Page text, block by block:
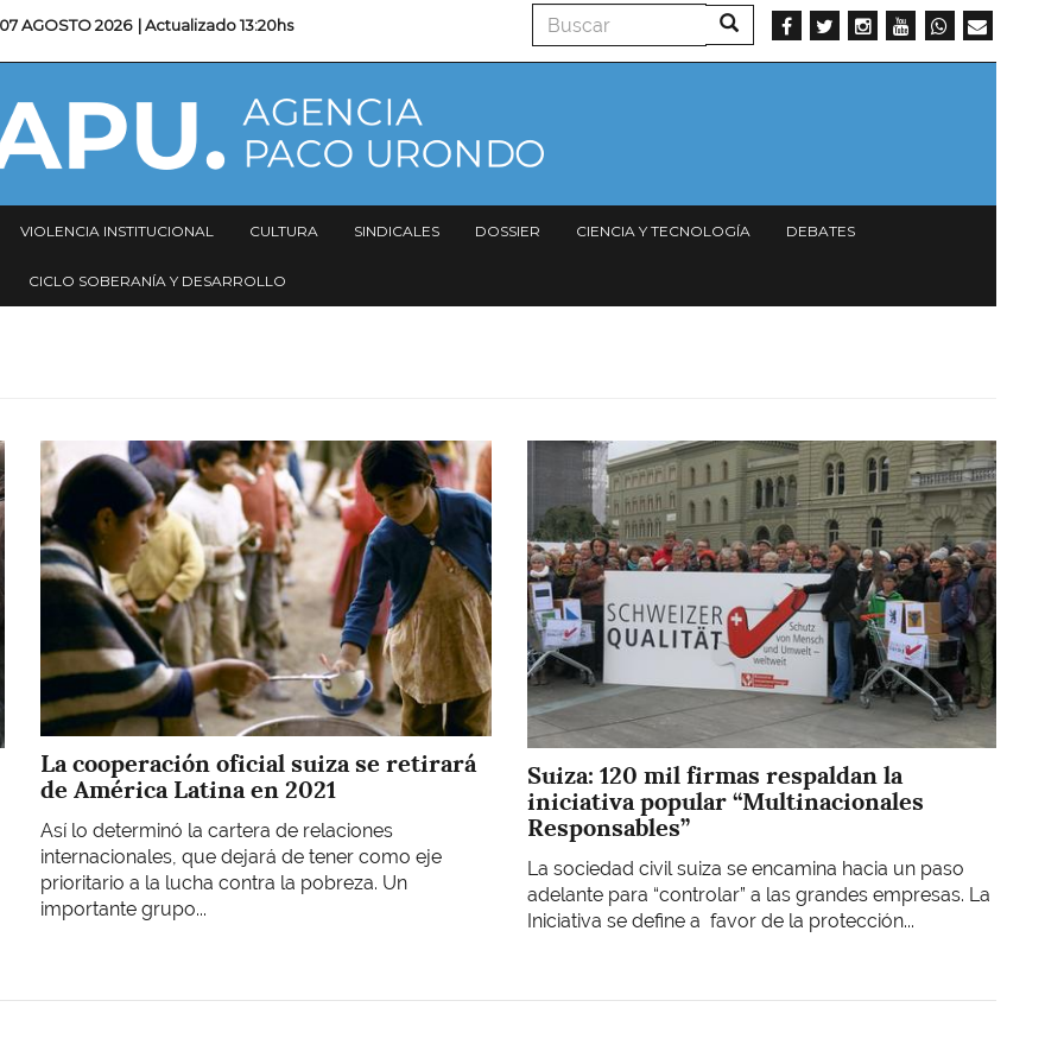
07 AGOSTO 2026 | Actualizado13:20hs Buscar Buscar
VIOLENCIA INSTITUCIONAL CULTURA SINDICALES DOSSIER CIENCIA Y TECNOLOGÍA DEBATES
CICLO SOBERANÍA Y DESARROLLO
Imagen
La cooperación oficial suiza se retirará
de América Latina en 2021
Así lo determinó la cartera de relaciones
internacionales, que dejará de tener como eje
prioritario a la lucha contra la pobreza. Un
importante grupo...
Imagen
Suiza: 120 mil firmas respaldan la
iniciativa popular “Multinacionales
Responsables”
La sociedad civil suiza se encamina hacia un paso
adelante para “controlar” a las grandes empresas. La
Iniciativa se define a favor de la protección...